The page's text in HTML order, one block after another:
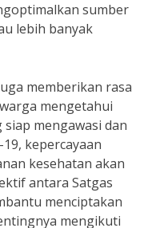
sumber
lebih banyak
memberikan rasa
mengetahui
mengawasi dan
kepercayaan
kesehatan akan
antara Satgas
menciptakan
mengikuti